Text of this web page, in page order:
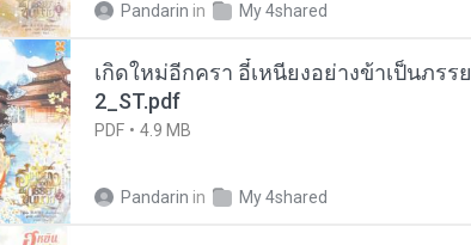
Pandarin in My 4shared
เกิดใหม่อีกครา อี๋เหนียงอย่างข้าเป็นภรร
2_ST.pdf
PDF 4.9 MB
Pandarin in My 4shared